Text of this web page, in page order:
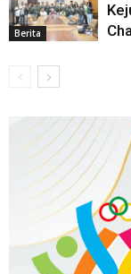
Berita